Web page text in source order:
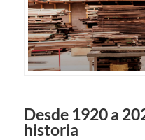
Desde 1920 a
historia